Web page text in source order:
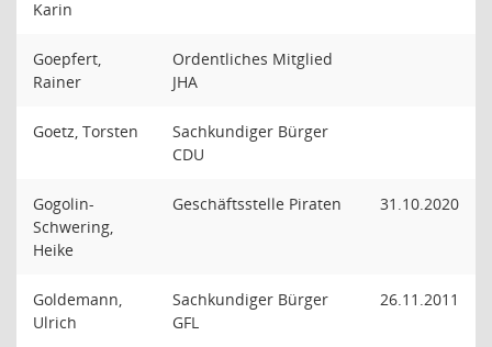
Karin
Goepfert,
Rainer
Ordentliches Mitglied
JHA
Goetz, Torsten
Sachkundiger Bürger
CDU
Gogolin-
Schwering,
Heike
Geschäftsstelle Piraten 31.10.2020
Goldemann,
Ulrich
Sachkundiger Bürger
GFL
26.11.2011